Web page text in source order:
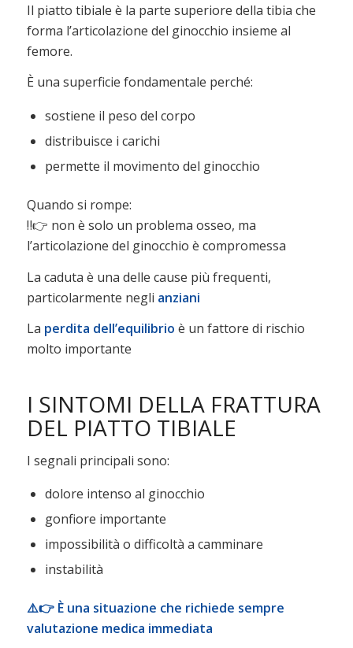
Il piatto tibiale è la parte superiore della tibia che
forma l’articolazione del ginocchio insieme al
femore.
È una superficie fondamentale perché:
sostiene il peso del corpo
distribuisce i carichi
permette il movimento del ginocchio
Quando si rompe:
‼️👉 non è solo un problema osseo, ma
l’articolazione del ginocchio è compromessa
La caduta è una delle cause più frequenti,
particolarmente negli anziani
La perdita dell’equilibrio è un fattore di rischio
molto importante
I SINTOMI DELLA FRATTURA
DEL PIATTO TIBIALE
I segnali principali sono:
dolore intenso al ginocchio
gonfiore importante
impossibilità o difficoltà a camminare
instabilità
⚠️👉 È una situazione che richiede sempre
valutazione medica immediata